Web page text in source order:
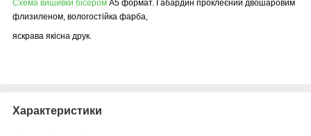
Схема вишивки бісером А5 формат. Габардин проклеєний двошаровим
флизиленом, вологостійка фарба,
яскрава якісна друк.
Характеристики